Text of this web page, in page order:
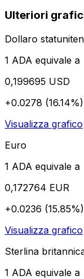
Ulteriori
Dollaro
1 ADA equivale a
0,199695 USD
+0.0278 (16.14%)
Visualizza grafico
Euro
1 ADA equivale a
0,172764 EUR
+0.0236 (15.85%)
Visualizza grafico
Sterlina
1 ADA equivale a